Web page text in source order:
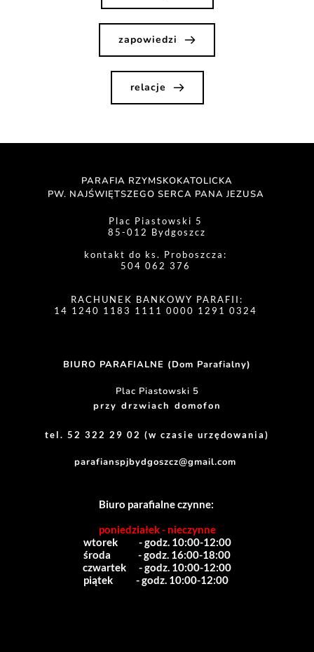
zapowiedzi
relacje
PARAFIA RZYMSKOKATOLICKA
PW. NAJŚWIĘTSZEGO SERCA PANA JEZUSA
Plac Piastowski 5
85-012 Bydgoszcz
kontakt do ks. Proboszcza:
504 062 376
RACHUNEK BANKOWY PARAFII:
14 1240 1183 1111 0000 1291 0324
BIURO PARAFIALNE (Dom Parafialny)
Plac Piastowski 5
przy drzwiach domofon
tel. 52 322 29 02 (w czasie urzędowania)
parafianspjbydgoszcz@gmail.com
Biuro parafialne czynne:
poniedziałek - nieczynne
wtorek          - godz. 10:00-12:00
środa             - godz. 16:00-18:00
czwartek      - godz. 10:00-12:00
piątek           - godz. 10:00-12:00